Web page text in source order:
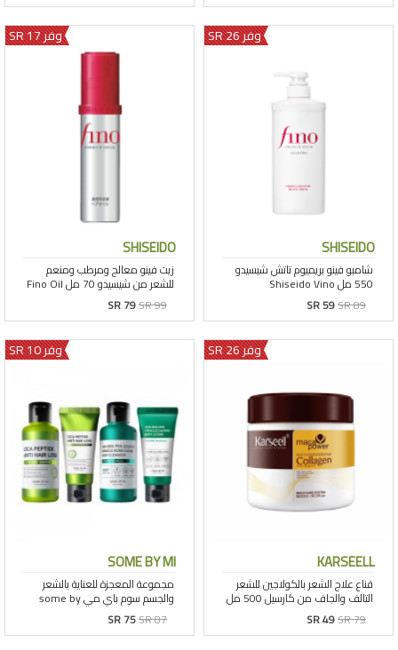
وفر 26 SR
SHISEIDO
SR 59SR 89
وفر 17 SR
SHISEIDO
SR 79SR 99
وفر 26 SR
KARSEELL
SR 49SR 79
وفر 10 SR
SOME BY MI
SR 75SR 87